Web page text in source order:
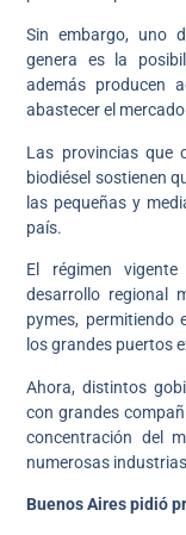
Sin embargo, uno
genera es la
además producen
abastecer el
Las provincias que
biodiésel sostienen
las pequeñas y
país.
El régimen
desarrollo regional
pymes, permitiendo
los grandes puertos
Ahora, distintos
con grandes
concentración del
numerosas
Buenos Aires pidió